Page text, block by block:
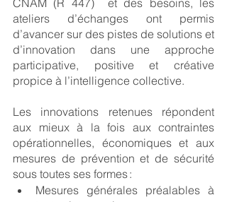
ateliers d’échanges ont permis
d’avancer sur des pistes de solutions et
d’innovation dans une approche
participative, positive et créative
propice à l’intelligence collective.
Les innovations retenues répondent
aux mieux à la fois aux contraintes
opérationnelles, économiques et aux
mesures de prévention et de sécurité
sous toutes ses formes :
Mesures générales préalables à